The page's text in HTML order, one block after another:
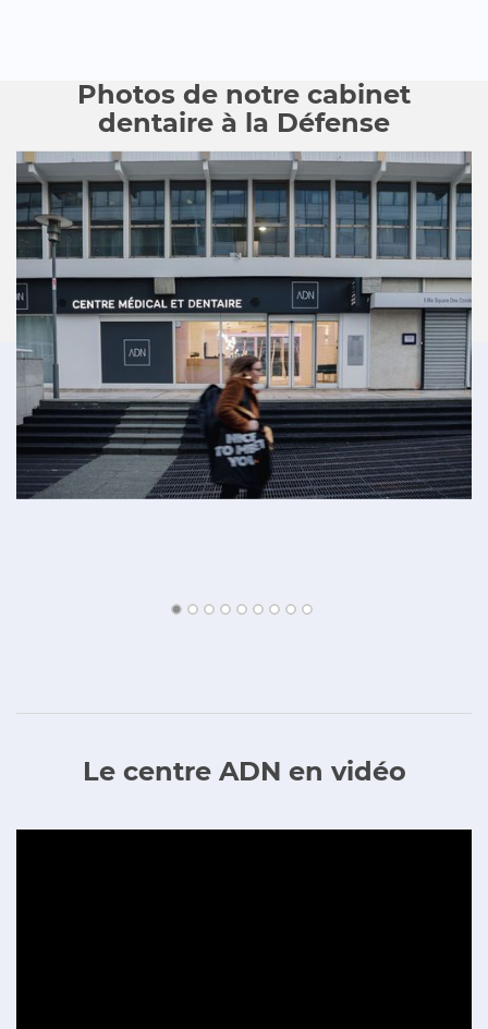
Photos de notre cabinet
dentaire à la Défense
Le centre ADN en vidéo